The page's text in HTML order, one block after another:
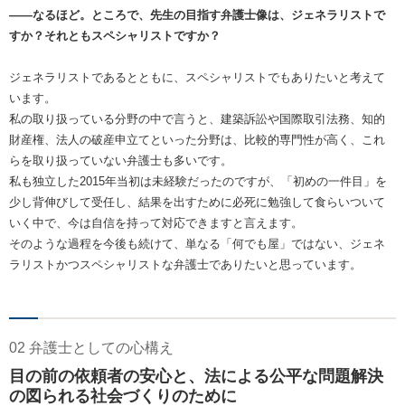
――なるほど。ところで、先生の目指す弁護士像は、ジェネラリストで
すか？それともスペシャリストですか？
ジェネラリストであるとともに、スペシャリストでもありたいと考えて
います。
私の取り扱っている分野の中で言うと、建築訴訟や国際取引法務、知的
財産権、法人の破産申立てといった分野は、比較的専門性が高く、これ
らを取り扱っていない弁護士も多いです。
私も独立した2015年当初は未経験だったのですが、「初めの一件目」を
少し背伸びして受任し、結果を出すために必死に勉強して食らいついて
いく中で、今は自信を持って対応できますと言えます。
そのような過程を今後も続けて、単なる「何でも屋」ではない、ジェネ
ラリストかつスペシャリストな弁護士でありたいと思っています。
02 弁護士としての心構え
目の前の依頼者の安心と、法による公平な問題解決
の図られる社会づくりのために